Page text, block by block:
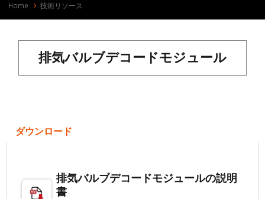
Home 技術リソース
排気バルブデコードモジュール
ダウンロード
排気バルブデコードモジュールの説明
書